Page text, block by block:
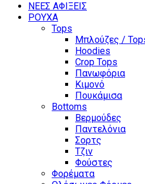
ΝΕΕΣ ΑΦΙΞΕΙΣ
ΡΟΥΧΑ
Tops
Μπλούζες /
Hoodies
Crop Tops
Πανωφόρια
Κιμονό
Πουκάμισα
Bottoms
Βερμούδες
Παντελόνια
Σορτς
Τζιν
Φούστες
Φορέματα